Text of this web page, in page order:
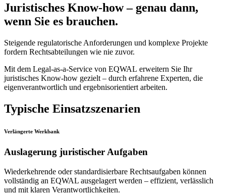
Juristisches Know-how – genau dann,
wenn Sie es brauchen.
Steigende regulatorische Anforderungen und komplexe Projekte
fordern Rechtsabteilungen wie nie zuvor.
Mit dem Legal-as-a-Service von EQWAL erweitern Sie Ihr
juristisches Know-how gezielt – durch erfahrene Experten, die
eigenverantwortlich und ergebnisorientiert arbeiten.
Typische Einsatzszenarien
Verlängerte Werkbank
Auslagerung juristischer Aufgaben
Wiederkehrende oder standardisierbare Rechtsaufgaben können
vollständig an EQWAL ausgelagert werden – effizient, verlässlich
und mit klaren Verantwortlichkeiten.